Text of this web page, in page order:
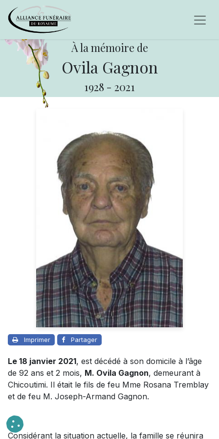
À la mémoire de
Ovila Gagnon
1928 - 2021
Imprimer Partager
Le 18 janvier 2021, est décédé à son domicile à l’âge
de 92 ans et 2 mois, M. Ovila Gagnon, demeurant à
Chicoutimi. Il était le fils de feu Mme Rosana Tremblay
et de feu M. Joseph-Armand Gagnon.
Considérant la situation actuelle, la famille se réunira